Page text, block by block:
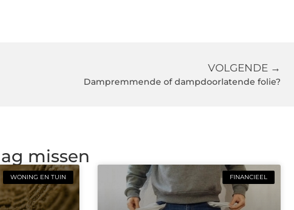
VOLGENDE →
Dampremmende of dampdoorlatende folie?
missen
WONING EN TUIN FINANCIEEL